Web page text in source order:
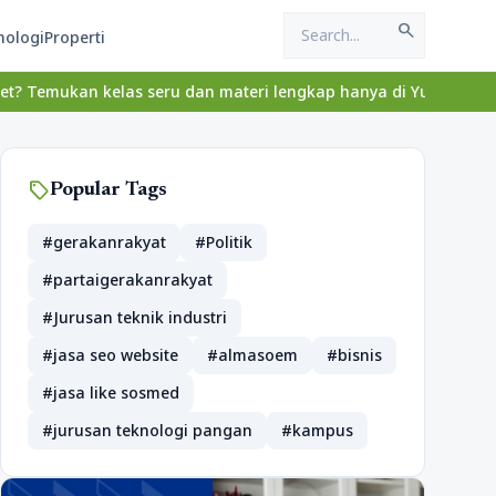
Properti search
kelas seru dan materi lengkap hanya di
sellPopular Tags
#gerakanrakyat
#Politik
#partaigerakanrakyat
#Jurusan teknik industri
#jasa seo website
#almasoem
#bisnis
#jasa like sosmed
#jurusan teknologi pangan
#kampus